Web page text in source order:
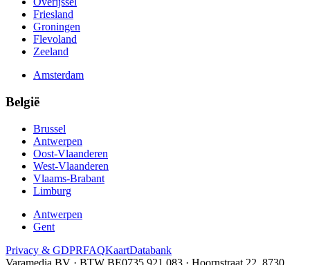
Friesland
Groningen
Flevoland
Zeeland
Amsterdam
België
Brussel
Antwerpen
Oost-Vlaanderen
West-Vlaanderen
Vlaams-Brabant
Limburg
Antwerpen
Gent
Privacy & GDPRFAQKaartDatabank
Varamedia BV · BTW BE0735.921.083 · Hoornstraat 22, 8730